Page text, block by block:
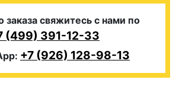
заказа свяжитесь с нами по
(499) 391-12-33
+7 (926) 128-98-13